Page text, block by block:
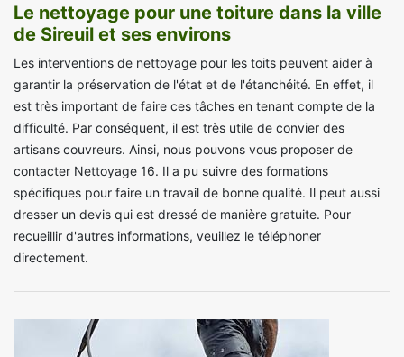
Le nettoyage pour une toiture dans la ville
de Sireuil et ses environs
Les interventions de nettoyage pour les toits peuvent aider à
garantir la préservation de l'état et de l'étanchéité. En effet, il
est très important de faire ces tâches en tenant compte de la
difficulté. Par conséquent, il est très utile de convier des
artisans couvreurs. Ainsi, nous pouvons vous proposer de
contacter Nettoyage 16. Il a pu suivre des formations
spécifiques pour faire un travail de bonne qualité. Il peut aussi
dresser un devis qui est dressé de manière gratuite. Pour
recueillir d'autres informations, veuillez le téléphoner
directement.